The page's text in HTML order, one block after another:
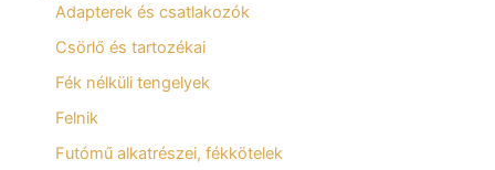
Adapterek és csatlakozók
Csörlő és tartozékai
Fék nélküli tengelyek
Felnik
Futómű alkatrészei, fékkötelek